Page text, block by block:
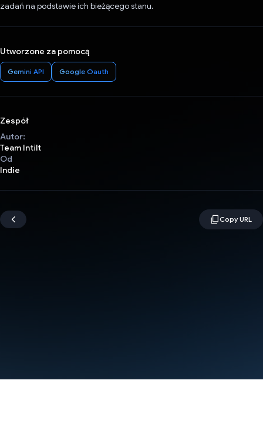
zadań na podstawie ich bieżącego stanu.
Utworzone za pomocą
Gemini API Google Oauth
Zespół
Autor:
Team Intilt
Od
Indie